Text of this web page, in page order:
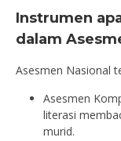
Instrumen
dalam
Asesmen Nasional
Asesmen
literasi
murid.